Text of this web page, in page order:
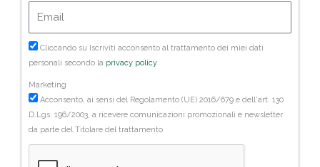
Cliccando su Iscriviti acconsento al trattamento dei miei dati
personali secondo la privacy policy
Marketing
Acconsento, ai sensi del Regolamento (UE) 2016/679 e dell'art. 130
D.Lgs. 196/2003, a ricevere comunicazioni promozionali e newsletter
da parte del Titolare del trattamento